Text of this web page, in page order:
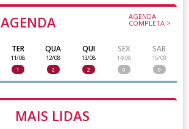
AGENDA AGENDA
COMPLETA >
TER
11/08
1
QUA
12/08
2
QUI
13/08
2
SEX
14/08
0
SAB
15/08
0
MAIS LIDAS